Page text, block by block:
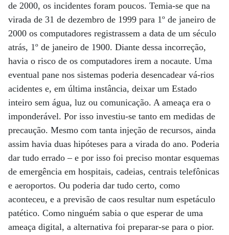
de 2000, os incidentes foram poucos. Temia-se que na
virada de 31 de dezembro de 1999 para 1º de janeiro de
2000 os computadores registrassem a data de um século
atrás, 1º de janeiro de 1900. Diante dessa incorreção,
havia o risco de os computadores irem a nocaute. Uma
eventual pane nos sistemas poderia desencadear vá-rios
acidentes e, em última instância, deixar um Estado
inteiro sem água, luz ou comunicação. A ameaça era o
imponderável. Por isso investiu-se tanto em medidas de
precaução. Mesmo com tanta injeção de recursos, ainda
assim havia duas hipóteses para a virada do ano. Poderia
dar tudo errado – e por isso foi preciso montar esquemas
de emergência em hospitais, cadeias, centrais telefônicas
e aeroportos. Ou poderia dar tudo certo, como
aconteceu, e a previsão de caos resultar num espetáculo
patético. Como ninguém sabia o que esperar de uma
ameaça digital, a alternativa foi preparar-se para o pior.